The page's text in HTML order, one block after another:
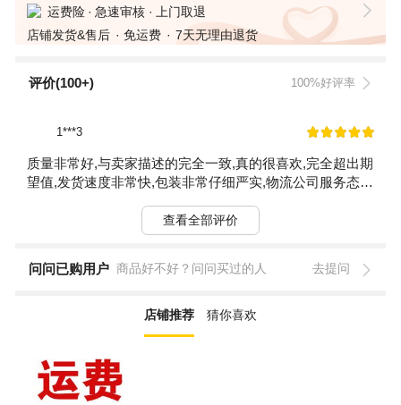
运费险 急速审核
上门取退
店铺发货&售后
免运费 7天无理由退货
评价(100+) 100%好评率
1***3
质量非常好,与卖家描述的完全一致,真的很喜欢,完全超出期
望值,发货速度非常快,包装非常仔细严实,物流公司服务态度
我惊喜的是，宝贝比我想象中的还要好！
查看全部评价
问问已购用户 商品好不好？问问买过的人 去提问
店铺推荐 猜你喜欢